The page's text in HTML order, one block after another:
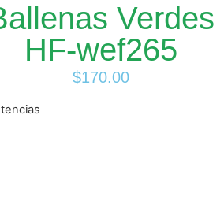
Verdes
HF-wef265
$170.00